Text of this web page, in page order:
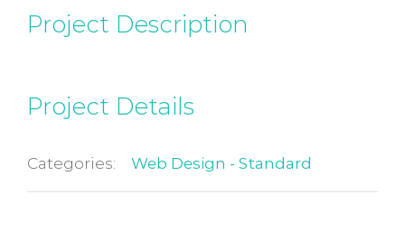
Project Description
Project Details
Categories: Web Design - Standard